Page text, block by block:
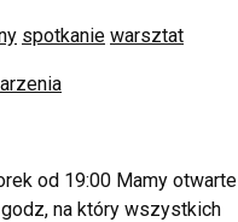
spotkanie warsztat
od 19:00 Mamy otwarte
na który wszystkich